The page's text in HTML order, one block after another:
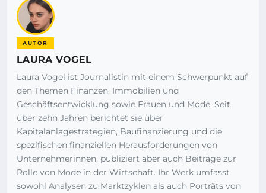
AUTOR
LAURA VOGEL
Laura Vogel ist Journalistin mit einem Schwerpunkt auf
den Themen Finanzen, Immobilien und
Geschäftsentwicklung sowie Frauen und Mode. Seit
über zehn Jahren berichtet sie über
Kapitalanlagestrategien, Baufinanzierung und die
spezifischen finanziellen Herausforderungen von
Unternehmerinnen, publiziert aber auch Beiträge zur
Rolle von Mode in der Wirtschaft. Ihr Werk umfasst
sowohl Analysen zu Marktzyklen als auch Porträts von